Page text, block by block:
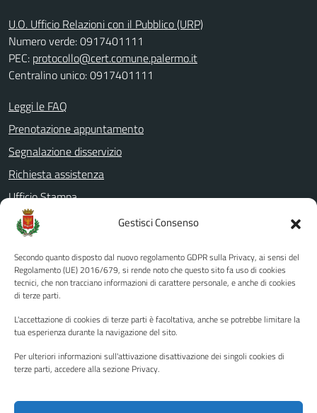
Gestisci Consenso
Secondo quanto disposto dal nuovo regolamento GDPR sulla Privacy, ai sensi del
Regolamento (UE) 2016/679, si rende noto che questo sito fa uso di cookies
tecnici, che non tracciano informazioni di carattere personale, e anche di cookies
di terze parti.
L'accettazione di cookies di terze parti è facoltativa, anche se potrebbe limitare la
tua esperienza durante la navigazione del sito.
Per ulteriori informazioni sull'attivazione disattivazione dei singoli cookies di
terze parti, accedere alla sezione Privacy.
U.O. Ufficio Relazioni con il Pubblico (URP)
Numero verde: 0917401111
PEC: protocollo@cert.comune.palermo.it
Centralino unico: 0917401111
Leggi le FAQ
Prenotazione appuntamento
Segnalazione disservizio
Richiesta assistenza
Ufficio Stampa
Amministrazione Trasparente
Albo pretorio
Informativa privacy
Note legali
Piano di miglioramento del sito